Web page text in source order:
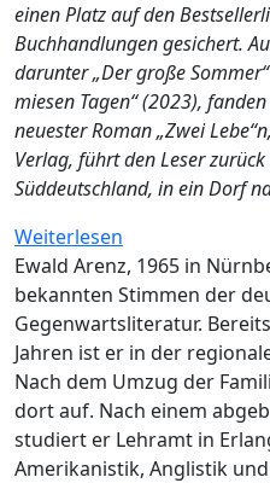
einen Platz auf den
Buchhandlungen gesichert.
darunter „Der große
miesen Tagen“ (2023),
neuester Roman „Zwei
Verlag, führt den Leser
Süddeutschland, in ein Dorf
Weiterlesen
Ewald
Arenz:
Bestsellerautor
mit
neuem
Roman
„Zwei
Leben“
Ewald Arenz, 1965 in
bekannten Stimmen der
Gegenwartsliteratur.
Jahren ist er in der
Nach dem Umzug der
dort auf. Nach einem
studiert er Lehramt in
Amerikanistik, Anglistik